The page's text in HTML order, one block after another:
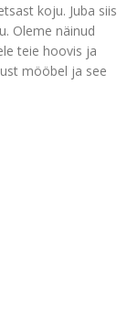
koju. Juba siis
Oleme näinud
teie hoovis ja
mööbel ja see